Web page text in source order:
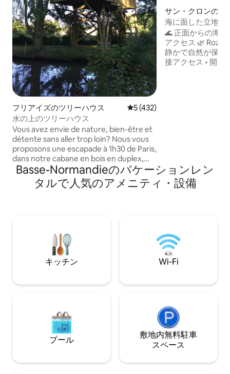
フリアイズのツリーハウス レビュー432件、5つ星中5つ
5 (432)
水の上のツリーハウス
Vous avez envie de nature, bien-être et
détente sans aller trop loin? Nous vous
proposons une escapade à 1h30 de Paris,
dans notre cabane en bois en duplex,
perchée dans les arbres, entre 5 et 8
mètres de hauteur, au dessus d’un petit
étang. Vous serez dans un
サン・クロンのヴ
海に面した立地 •
か • 無料の充電ス
🌊 正面からの海
アクセス 🌿
静かで自然が保
接アクセス • 開け
Basse-Normandieのバケーションレン
タルで人気のアメニティ・設備
キッチン Wi-Fi
プール
敷地内無料駐⁠車
ス⁠ペ⁠ー⁠ス